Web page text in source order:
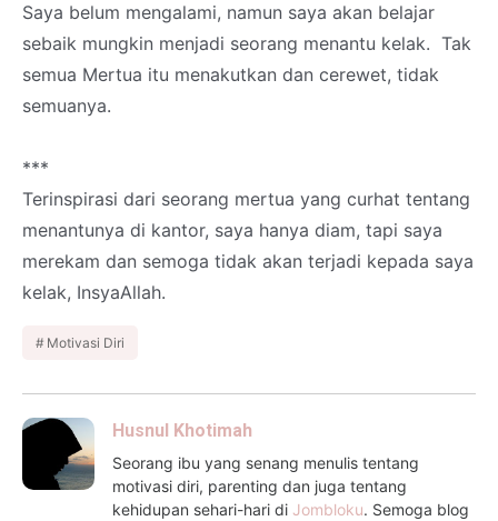
Saya belum mengalami, namun saya akan belajar
sebaik mungkin menjadi seorang menantu kelak. Tak
semua Mertua itu menakutkan dan cerewet, tidak
semuanya.
***
Terinspirasi dari seorang mertua yang curhat tentang
menantunya di kantor, saya hanya diam, tapi saya
merekam dan semoga tidak akan terjadi kepada saya
kelak, InsyaAllah.
Motivasi Diri
Husnul Khotimah
Seorang ibu yang senang menulis tentang
motivasi diri, parenting dan juga tentang
kehidupan sehari-hari di Jombloku. Semoga blog